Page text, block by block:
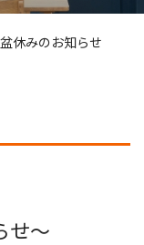
休みのお知らせ
せ～